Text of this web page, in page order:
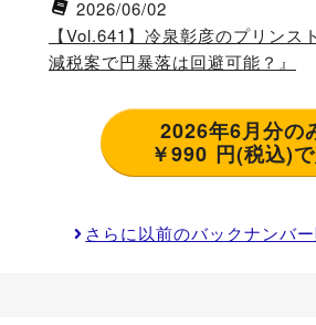
2026/06/02
【Vol.641】冷泉彰彦のプリン
減税案で円暴落は回避可能？』
2026年6月分の
￥990 円(税込
さらに以前のバックナンバ